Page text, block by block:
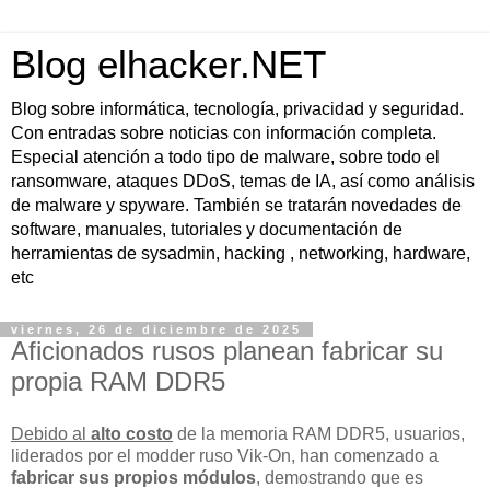
Blog elhacker.NET
Blog sobre informática, tecnología, privacidad y seguridad.
Con entradas sobre noticias con información completa.
Especial atención a todo tipo de malware, sobre todo el
ransomware, ataques DDoS, temas de IA, así como análisis
de malware y spyware. También se tratarán novedades de
software, manuales, tutoriales y documentación de
herramientas de sysadmin, hacking , networking, hardware,
etc
viernes, 26 de diciembre de 2025
Aficionados rusos planean fabricar su
propia RAM DDR5
Debido al alto costo de la memoria RAM DDR5, usuarios,
liderados por el modder ruso Vik-On, han comenzado a
fabricar sus propios módulos, demostrando que es